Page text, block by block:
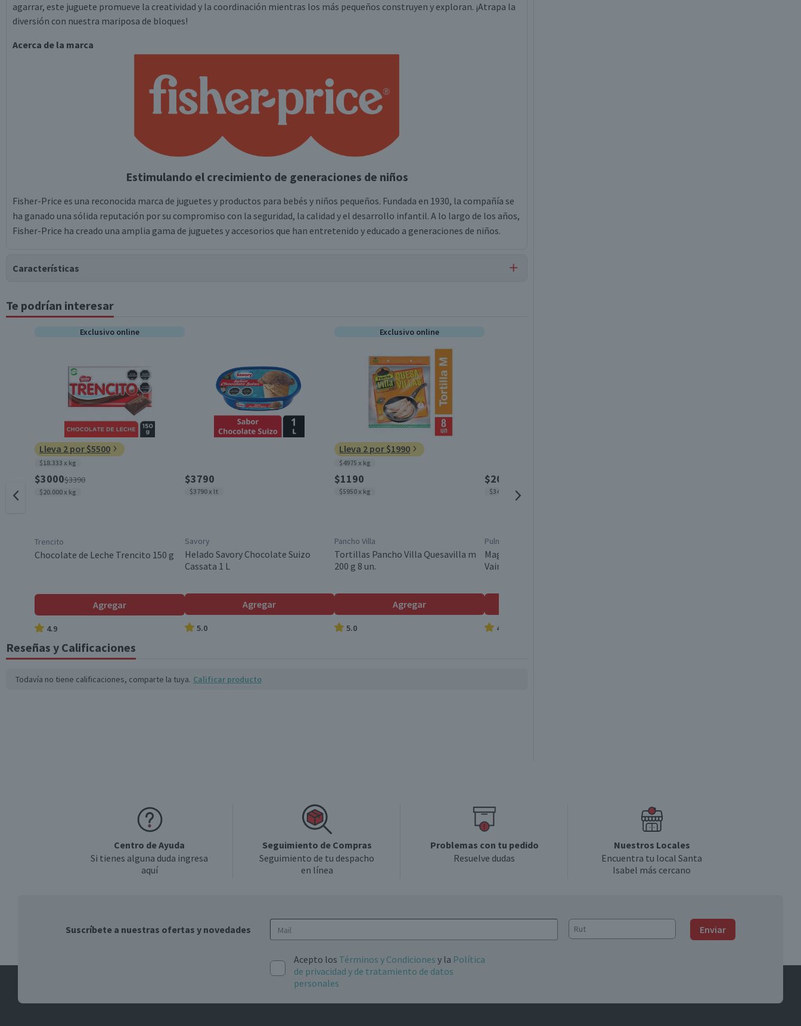
agarrar, este juguete promueve la creatividad y la coordinación mientras los más pequeños construyen y exploran. ¡Atrapa la
diversión con nuestra mariposa de bloques!
Acerca de la marca
Estimulando el crecimiento de generaciones de niños
Fisher-Price es una reconocida marca de juguetes y productos para bebés y niños pequeños. Fundada en 1930, la compañía se
ha ganado una sólida reputación por su compromiso con la seguridad, la calidad y el desarrollo infantil. A lo largo de los años,
Fisher-Price ha creado una amplia gama de juguetes y accesorios que han entretenido y educado a generaciones de niños.
Características
Tipo de Producto
Te podrían interesar
Exclusivo online
Lleva 2 por $5500
$18.333 x kg
$3000$3390
$20.000 x kg
Trencito
Chocolate de Leche Trencito 150 g
Agregar
4.9
$3790
$3790 x lt
Savory
Helado Savory Chocolate Suizo
Cassata 1 L
Agregar
5.0
Exclusivo online
Lleva 2 por $1990
$4975 x kg
$1190
$5950 x kg
Pancho Villa
Tortillas Pancho Villa Quesavilla m
200 g 8 un.
Agregar
5.0
$2090
$348 x un
Pulmahue
Magdalenas Pulmahue Sabor
Vainilla 6 un.
4.8
Reseñas y Calificaciones
Todavía no tiene calificaciones, comparte la tuya. Calificar producto
Centro de Ayuda
Si tienes alguna duda ingresa
aquí
Seguimiento de Compras
Seguimiento de tu despacho
en línea
Problemas con tu pedido
Resuelve dudas
Nuestros Locales
Encuentra tu local Santa
Isabel más cercano
Suscríbete a nuestras ofertas y novedades Enviar
Acepto los Términos y Condiciones y la Política
de privacidad y de tratamiento de datos
personales